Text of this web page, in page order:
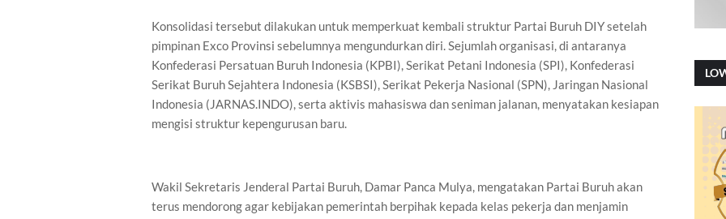
Konsolidasi tersebut dilakukan untuk memperkuat kembali struktur Partai Buruh DIY setelah
pimpinan Exco Provinsi sebelumnya mengundurkan diri. Sejumlah organisasi, di antaranya
Konfederasi Persatuan Buruh Indonesia (KPBI), Serikat Petani Indonesia (SPI), Konfederasi
Serikat Buruh Sejahtera Indonesia (KSBSI), Serikat Pekerja Nasional (SPN), Jaringan Nasional
Indonesia (JARNAS.INDO), serta aktivis mahasiswa dan seniman jalanan, menyatakan kesiapan
mengisi struktur kepengurusan baru.
Wakil Sekretaris Jenderal Partai Buruh, Damar Panca Mulya, mengatakan Partai Buruh akan
terus mendorong agar kebijakan pemerintah berpihak kepada kelas pekerja dan menjamin